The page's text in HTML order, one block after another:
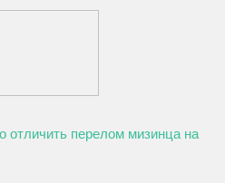
отличить перелом мизинца на